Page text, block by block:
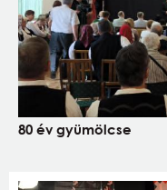
80 év gyümölcse